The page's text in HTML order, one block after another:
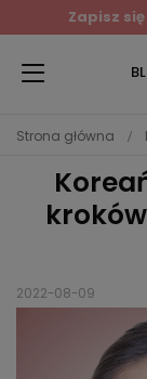
Zapisz
Strona główna
2022-08-09